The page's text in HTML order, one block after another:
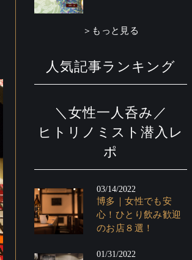
＞もっと見る
人気記事ランキング
＼女性一人呑み／
ヒトリノミスト潜入レ
ポ
03/14/2022
博多｜女性でも安
心！ひとり飲み歓迎
のお店８選！
01/31/2022